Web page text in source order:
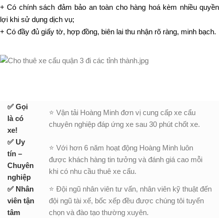
+ Có chính sách đảm bảo an toàn cho hàng hoá kèm nhiều quyền
lợi khi sử dụng dịch vụ;
+ Có đầy đủ giấy tờ, hợp đồng, biên lai thu nhận rõ ràng, minh bạch.
✅ Gọi
là có
xe!
⭐ Vận tải Hoàng Minh đơn vị cung cấp xe cẩu
chuyên nghiệp đáp ứng xe sau 30 phút chốt xe.
✅ Uy
tín –
Chuyên
nghiệp
⭐ Với hơn 6 năm hoạt động Hoàng Minh luôn
được khách hàng tin tưởng và đánh giá cao mỗi
khi có nhu cầu thuê xe cẩu.
✅ Nhân
viên tận
tâm
⭐ Đội ngũ nhân viên tư vấn, nhân viên kỹ thuật đến
đội ngũ tài xế, bốc xếp đều được chúng tôi tuyển
chọn và đào tạo thường xuyên.